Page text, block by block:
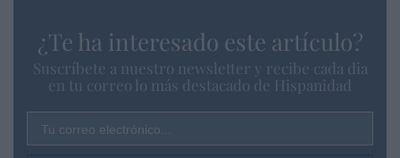
¿Te ha interesado este artículo?
Suscríbete a nuestro newsletter y recibe cada dia
en tu correo lo más destacado de Hispanidad
Tu correo electrónico...